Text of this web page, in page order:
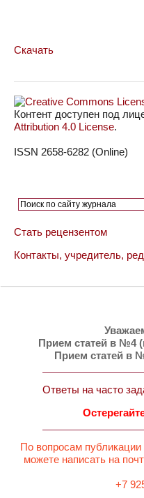
Скачать
Контент доступен под
Attribution 4.0 License.
ISSN 2658-6282 (Online)
Стать рецензентом
Контакты, учредитель,
Прием статей в №4
Прием статей в
Ответы на часто
По вопросам публикации
можете написать на
+7